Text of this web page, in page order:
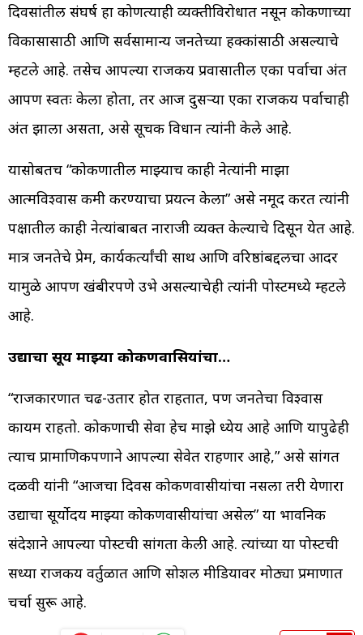
दिवसांतील संघर्ष हा कोणत्याही व्यक्तीविरोधात नसून कोकणाच्या
विकासासाठी आणि सर्वसामान्य जनतेच्या हक्कांसाठी असल्याचे
म्हटले आहे. तसेच आपल्या राजकीय प्रवासातील एका पर्वाचा अंत
आपण स्वतः केला होता, तर आज दुसऱ्या एका राजकीय पर्वाचाही
अंत झाला असता, असे सूचक विधान त्यांनी केले आहे.
यासोबतच “कोकणातील माझ्याच काही नेत्यांनी माझा
आत्मविश्वास कमी करण्याचा प्रयत्न केला” असे नमूद करत त्यांनी
पक्षातील काही नेत्यांबाबत नाराजी व्यक्त केल्याचे दिसून येत आहे.
मात्र जनतेचे प्रेम, कार्यकर्त्यांची साथ आणि वरिष्ठांबद्दलचा आदर
यामुळे आपण खंबीरपणे उभे असल्याचेही त्यांनी पोस्टमध्ये म्हटले
आहे.
उद्याचा सूर्य माझ्या कोकणवासियांचा…
“राजकारणात चढ-उतार होत राहतात, पण जनतेचा विश्वास
कायम राहतो. कोकणाची सेवा हेच माझे ध्येय आहे आणि यापुढेही
त्याच प्रामाणिकपणाने आपल्या सेवेत राहणार आहे,” असे सांगत
दळवी यांनी “आजचा दिवस कोकणवासीयांचा नसला तरी येणारा
उद्याचा सूर्योदय माझ्या कोकणवासीयांचा असेल” या भावनिक
संदेशाने आपल्या पोस्टची सांगता केली आहे. त्यांच्या या पोस्टची
सध्या राजकीय वर्तुळात आणि सोशल मीडियावर मोठ्या प्रमाणात
चर्चा सुरू आहे.